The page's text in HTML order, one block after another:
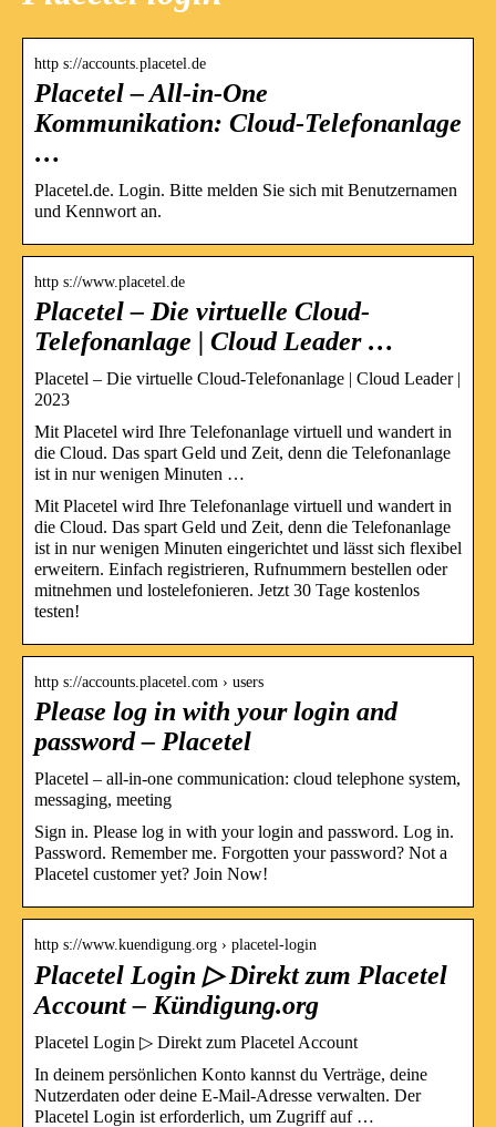
http s://accounts.placetel.de
Placetel – All-in-One
Kommunikation: Cloud-Telefonanlage
…
Placetel.de. Login. Bitte melden Sie sich mit Benutzernamen
und Kennwort an.
http s://www.placetel.de
Placetel – Die virtuelle Cloud-
Telefonanlage | Cloud Leader …
Placetel – Die virtuelle Cloud-Telefonanlage | Cloud Leader |
2023
Mit Placetel wird Ihre Telefonanlage virtuell und wandert in
die Cloud. Das spart Geld und Zeit, denn die Telefonanlage
ist in nur wenigen Minuten …
Mit Placetel wird Ihre Telefonanlage virtuell und wandert in
die Cloud. Das spart Geld und Zeit, denn die Telefonanlage
ist in nur wenigen Minuten eingerichtet und lässt sich flexibel
erweitern. Einfach registrieren, Rufnummern bestellen oder
mitnehmen und lostelefonieren. Jetzt 30 Tage kostenlos
testen!
http s://accounts.placetel.com › users
Please log in with your login and
password – Placetel
Placetel – all-in-one communication: cloud telephone system,
messaging, meeting
Sign in. Please log in with your login and password. Log in.
Password. Remember me. Forgotten your password? Not a
Placetel customer yet? Join Now!
http s://www.kuendigung.org › placetel-login
Placetel Login ▷ Direkt zum Placetel
Account – Kündigung.org
Placetel Login ▷ Direkt zum Placetel Account
In deinem persönlichen Konto kannst du Verträge, deine
Nutzerdaten oder deine E-Mail-Adresse verwalten. Der
Placetel Login ist erforderlich, um Zugriff auf …